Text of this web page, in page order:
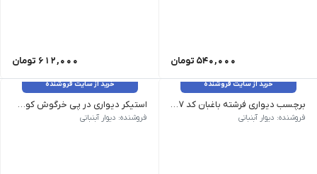
540,000 تومان 612,000 تومان
خرید از سایت فروشنده
برچسب دیواری فرشته باغبان کد 1547
فروشنده: دیوار آبنباتی
خرید از سایت فروشنده
استیکر دیواری در پی خرگوش کوچولو 3 کد 1508
فروشنده: دیوار آبنباتی